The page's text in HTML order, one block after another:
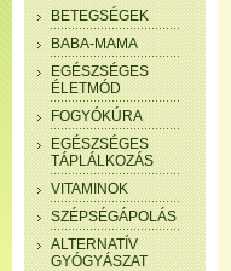
BETEGSÉGEK
BABA-MAMA
EGÉSZSÉGES
ÉLETMÓD
FOGYÓKÚRA
EGÉSZSÉGES
TÁPLÁLKOZÁS
VITAMINOK
SZÉPSÉGÁPOLÁS
ALTERNATÍV
GYÓGYÁSZAT